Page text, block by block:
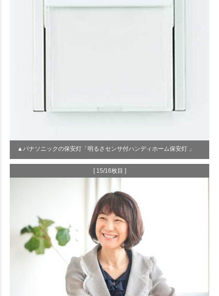
▲パナソニックの保安灯「明るさセンサ付ハンディホーム保安灯 」
[ 15/16枚目 ]